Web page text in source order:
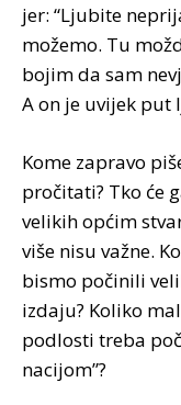
jer: “Ljubite
možemo. Tu
bojim da sam
A on je uvijek put
Kome zapravo
pročitati? Tko će
velikih općim
više nisu važne.
bismo počinili
izdaju? Koliko
podlosti treba
nacijom”?